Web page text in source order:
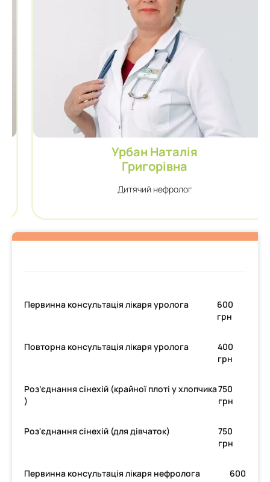
Урбан Наталія
Григорівна
Дитячий нефролог
Первинна консультація лікаря уролога
600
грн
Повторна консультація лікаря уролога
400
грн
Роз’єднання сінехій (крайної плоті у хлопчика
)
750
грн
Роз'єднання сінехій (для дівчаток)
750
грн
Первинна консультація лікаря нефролога 600